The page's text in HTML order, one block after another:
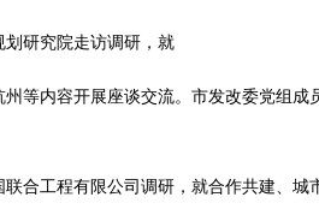
研究院走访调研，就
等内容开展座谈交流。市发改委党组
合工程有限公司调研，就合作共建、